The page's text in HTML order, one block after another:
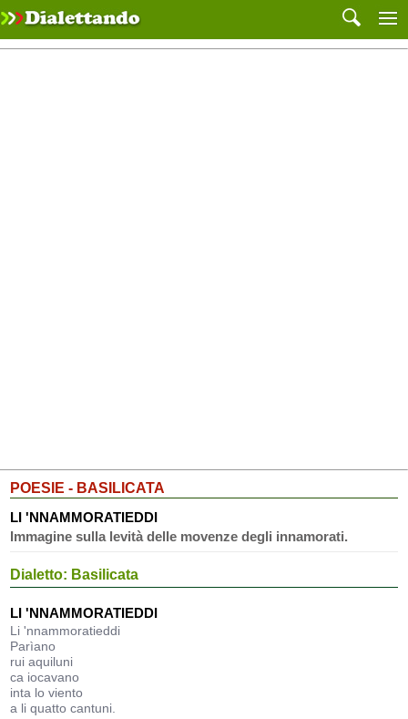
POESIE - BASILICATA
LI 'NNAMMORATIEDDI
Immagine sulla levità delle movenze degli innamorati.
Dialetto: Basilicata
LI 'NNAMMORATIEDDI
Li 'nnammoratieddi
Parìano
rui aquiluni
ca iocavano
inta lo viento
a li quatto cantuni.